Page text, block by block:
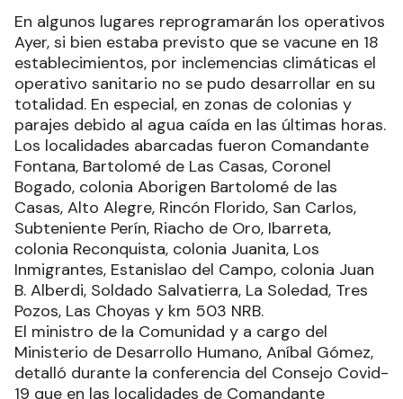
En algunos lugares reprogramarán los operativos
Ayer, si bien estaba previsto que se vacune en 18
establecimientos, por inclemencias climáticas el
operativo sanitario no se pudo desarrollar en su
totalidad. En especial, en zonas de colonias y
parajes debido al agua caída en las últimas horas.
Los localidades abarcadas fueron Comandante
Fontana, Bartolomé de Las Casas, Coronel
Bogado, colonia Aborigen Bartolomé de las
Casas, Alto Alegre, Rincón Florido, San Carlos,
Subteniente Perín, Riacho de Oro, Ibarreta,
colonia Reconquista, colonia Juanita, Los
Inmigrantes, Estanislao del Campo, colonia Juan
B. Alberdi, Soldado Salvatierra, La Soledad, Tres
Pozos, Las Choyas y km 503 NRB.
El ministro de la Comunidad y a cargo del
Ministerio de Desarrollo Humano, Aníbal Gómez,
detalló durante la conferencia del Consejo Covid-
19 que en las localidades de Comandante